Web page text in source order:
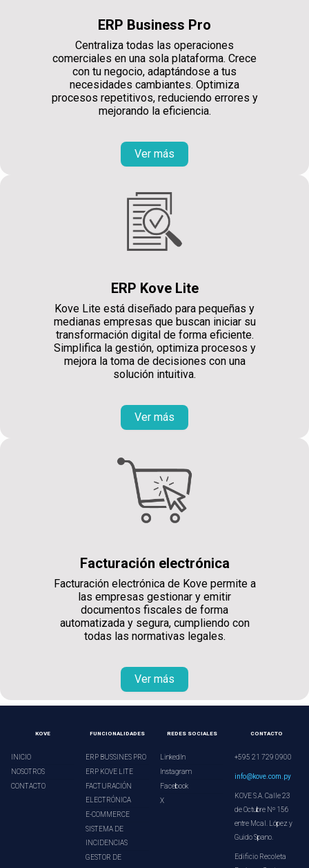
ERP Business Pro
Centraliza todas las operaciones
comerciales en una sola plataforma. Crece
con tu negocio, adaptándose a tus
necesidades cambiantes. Optimiza
procesos repetitivos, reduciendo errores y
mejorando la eficiencia.
Ver más
ERP Kove Lite
Kove Lite está diseñado para pequeñas y
medianas empresas que buscan iniciar su
transformación digital de forma eficiente.
Simplifica la gestión, optimiza procesos y
mejora la toma de decisiones con una
solución intuitiva.
Ver más
Facturación electrónica
Facturación electrónica de Kove permite a
las empresas gestionar y emitir
documentos fiscales de forma
automatizada y segura, cumpliendo con
todas las normativas legales.
Ver más
KOVE
INICIO
NOSOTROS
CONTACTO
FUNCIONALIDADES
ERP BUSSINES PRO
ERP KOVE LITE
FACTURACIÓN
ELECTRÓNICA
E-COMMERCE
SISTEMA DE
INCIDENCIAS
GESTOR DE
REDES SOCIALES
LinkedIn
Instagram
Facebook
X
CONTACTO
+595 21 729 0900
info@kove.com.py
KOVE S.A. Calle 23
de Octubre Nº 156
entre Mcal. López y
Guido Spano.
Edificio Recoleta